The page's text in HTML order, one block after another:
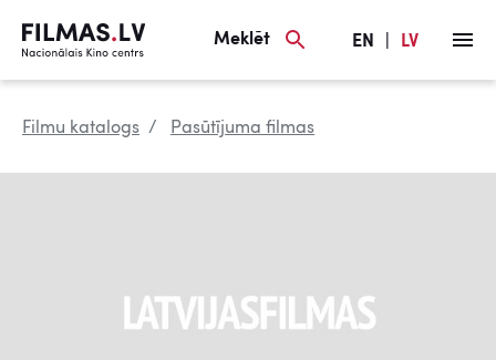
Meklēt EN LV
Filmu katalogs Pasūtījuma filmas